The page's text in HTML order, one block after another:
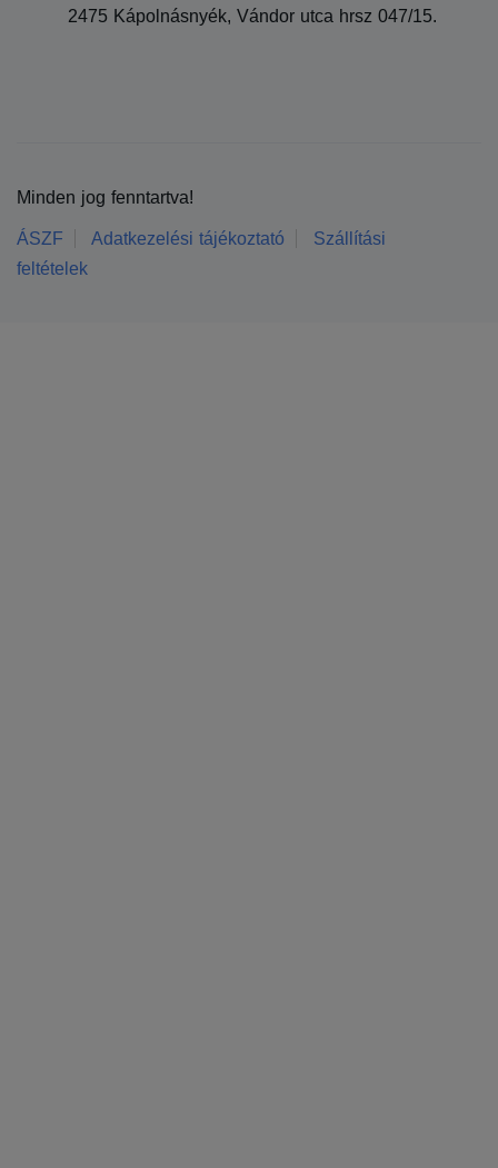
2475 Kápolnásnyék, Vándor utca hrsz 047/15.
Minden jog fenntartva!
ÁSZF Adatkezelési tájékoztató
Szállítási
feltételek